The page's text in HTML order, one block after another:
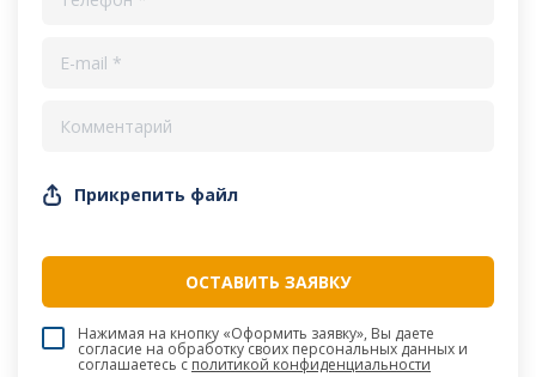
Прикрепить файл
Нажимая на кнопку «Оформить заявку», Вы даете
согласие на обработку своих персональных данных и
соглашаетесь cполитикой конфиденциальности